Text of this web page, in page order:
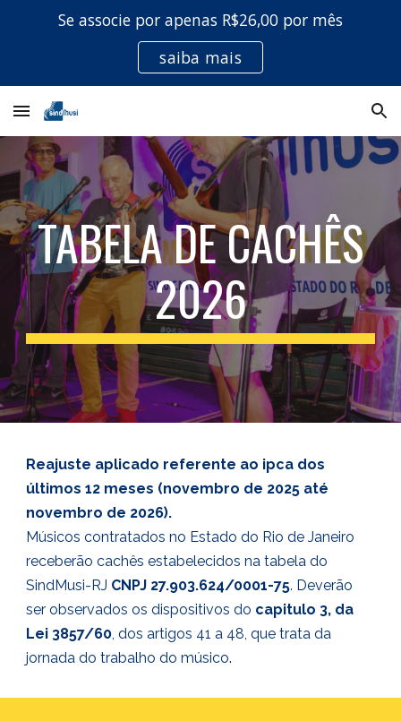
Skip to main content Skip to navigation
Se associe por apenas R$26,00 por mês
saiba mais
TABELA DE CACHÊS
2026
Reajuste aplicado referente ao ipca dos
últimos 12 meses (novembro de 2025 até
novembro de 2026).
Músicos contratados no Estado do Rio de Janeiro
receberão cachês estabelecidos na tabela do
SindMusi-RJ CNPJ 27.903.624/0001-75. Deverão
ser observados os dispositivos do capitulo 3, da
Lei 3857/60, dos artigos 41 a 48, que trata da
jornada do trabalho do músico.